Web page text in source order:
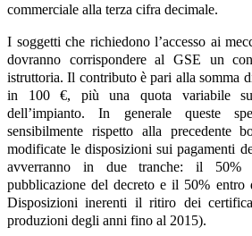
commerciale alla terza cifra decimale.
I soggetti che richiedono l’accesso ai
dovranno corrispondere al GSE un
istruttoria. Il contributo è pari alla somma
in 100 €, più una quota variabile
dell’impianto. In generale queste
sensibilmente rispetto alla precedente
modificate le disposizioni sui pagamenti
avverranno in due tranche: il
pubblicazione del decreto e il 50% entro
Disposizioni inerenti il ritiro dei
produzioni degli anni fino al 2015).